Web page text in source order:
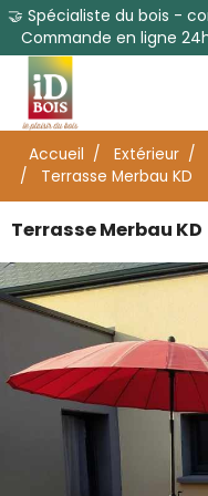
🤝 Spécialiste du bois -
Commande en ligne
Accueil Extérieur
Terrasse Merbau KD
Terrasse Merbau KD